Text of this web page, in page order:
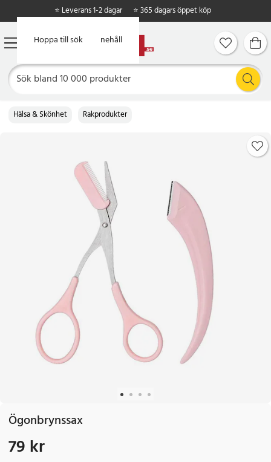
Hoppa till huvudinnehåll
Hoppa till sök
⭐ Leverans 1-2 dagar ⭐ 365 dagars öppet köp
Hälsa & Skönhet Rakprodukter
Ögonbrynssax
Pris: 79 kr
79 kr